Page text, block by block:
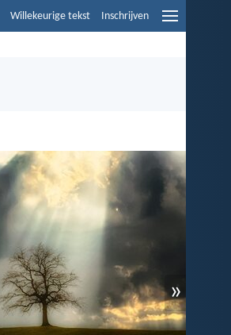
Willekeurige tekst Inschrijven
»